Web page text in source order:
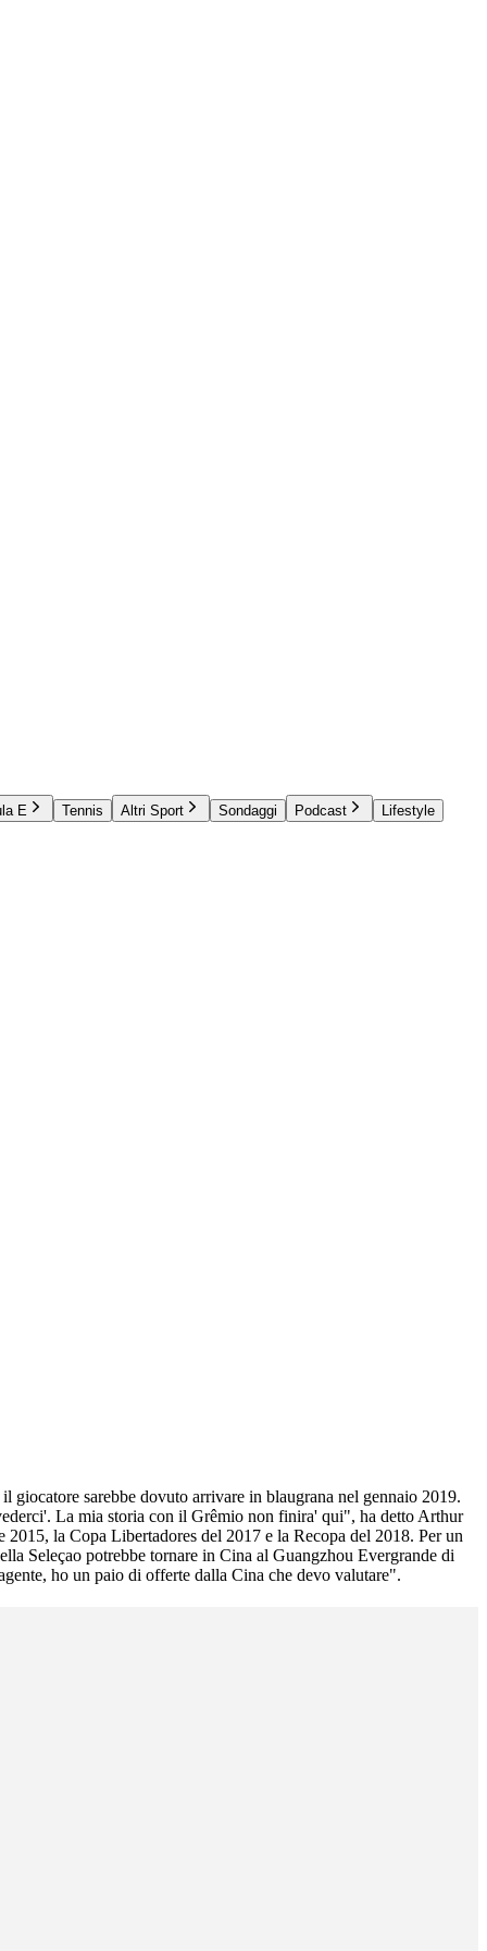
E Tennis Altri Sport Sondaggi Podcast Lifestyle
sarebbe dovuto arrivare in blaugrana nel gennaio 2019.
La mia storia con il Grêmio non finira' qui", ha detto Arthur
la Copa Libertadores del 2017 e la Recopa del 2018. Per un
Seleçao potrebbe tornare in Cina al Guangzhou Evergrande di
ho un paio di offerte dalla Cina che devo valutare".